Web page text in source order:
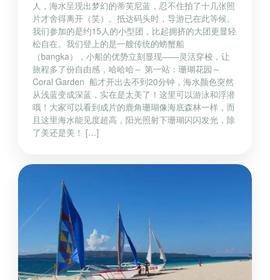
人，海水呈现出梦幻的蒂芙尼蓝，忍不住拍了十几张照
片才舍得离开（笑）。抵达码头时，导游已在此等候。
我们参加的是约15人的小型团，比起拥挤的大团更显轻
松自在。我们登上的是一艘传统的螃蟹船
（bangka），小船的优势立刻显现——灵活穿梭，让
旅程多了份自由感，哈哈哈～ 第一站：珊瑚花园～
Coral Garden 船才开出去不到20分钟，海水颜色突然
从浅蓝变成深蓝，实在是太美了！这里可以游泳和浮潜
哦！大家可以看到成片的鹿角珊瑚像海底森林一样，而
且这里海水能见度超高，阳光照射下珊瑚闪闪发光，除
了美还是美！ […]